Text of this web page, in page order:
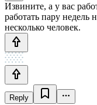
Извините, а у вас
работать пару недель
несколько человек.
Reply